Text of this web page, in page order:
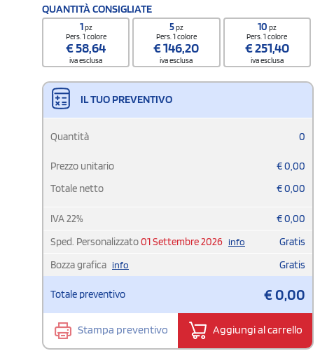
QUANTITÀ CONSIGLIATE
1pz
Pers. 1 colore
€58,64
iva esclusa
5pz
Pers. 1 colore
€146,20
iva esclusa
10 pz
Pers. 1 colore
€251,40
iva esclusa
IL TUO PREVENTIVO
Quantità 0
Prezzo unitario €0,00
Totale netto
€0,00
IVA22% €0,00
Sped. Personalizzato01 Settembre 2026 info
Gratis
Bozza grafica info Gratis
Totale preventivo €0,00
Stampa preventivo Aggiungi al carrello